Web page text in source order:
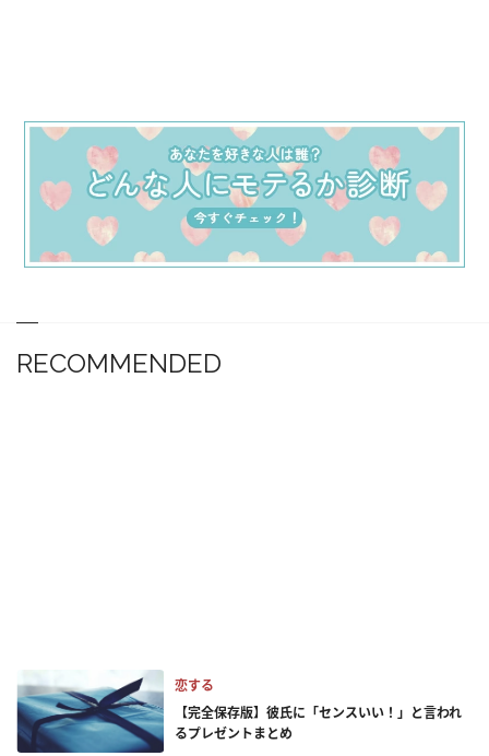
RECOMMENDED
恋する
【完全保存版】彼氏に「センスいい！」と言われ
るプレゼントまとめ